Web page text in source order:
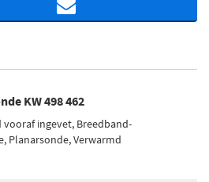
KW 498 462
vooraf ingevet, Breedband-
Planarsonde, Verwarmd